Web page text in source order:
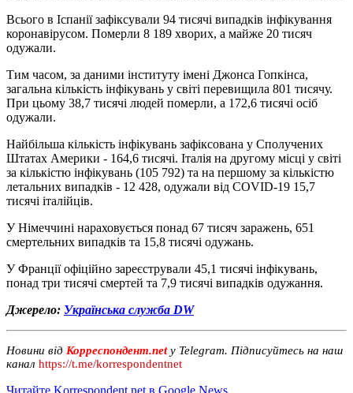
Всього в Іспанії зафіксували 94 тисячі випадків інфікування
коронавірусом. Померли 8 189 хворих, а майже 20 тисяч
одужали.
Тим часом, за даними інституту імені Джонса Гопкінса,
загальна кількість інфікувань у світі перевищила 801 тисячу.
При цьому 38,7 тисячі людей померли, а 172,6 тисячі осіб
одужали.
Найбільша кількість інфікувань зафіксована у Сполучених
Штатах Америки - 164,6 тисячі. Італія на другому місці у світі
за кількістю інфікувань (105 792) та на першому за кількістю
летальних випадків - 12 428, одужали від COVID-19 15,7
тисячі італійців.
У Німеччині нараховується понад 67 тисяч заражень, 651
смертельних випадків та 15,8 тисячі одужань.
У Франції офіційно зареєстрували 45,1 тисячі інфікувань,
понад три тисячі смертей та 7,9 тисячі випадків одужання.
Джерело: Українська служба DW
Новини від Корреспондент.net у Telegram. Підписуйтесь на наш
канал https://t.me/korrespondentnet
Читайте Korrespondent.net в Google News